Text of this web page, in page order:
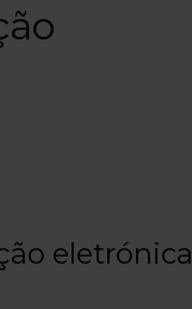
eletrónica